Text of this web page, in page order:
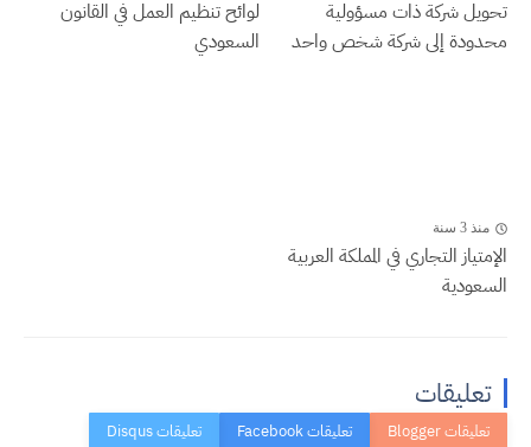
تحويل شركة ذات مسؤولية
محدودة إلى شركة شخص واحد
لوائح تنظيم العمل في القانون
السعودي
منذ 3 سنة
الإمتياز التجاري في المملكة العربية
السعودية
تعليقات